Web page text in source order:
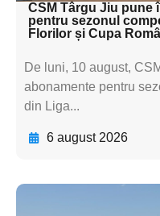
CSM Târgu Jiu pune
pentru sezonul
Florilor și Cupa
De luni, 10 august,
abonamente pentru
din Liga...
6 august 2026